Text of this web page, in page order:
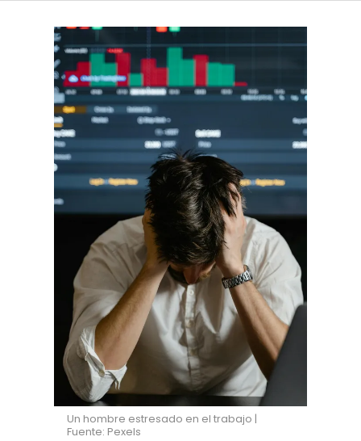
Un hombre estresado en el trabajo |
Fuente: Pexels